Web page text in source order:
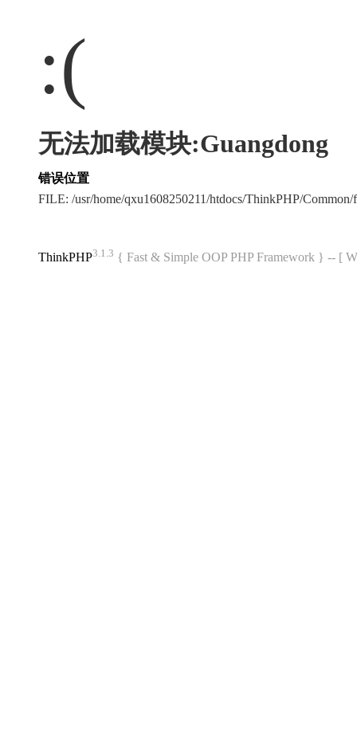
:(
无法加载模块:Guangdong
错误位置
FILE: /usr/home/qxu1608250211/htdocs/ThinkPHP/
ThinkPHP3.1.3 { Fast & Simple OOP PHP Framework } -- [